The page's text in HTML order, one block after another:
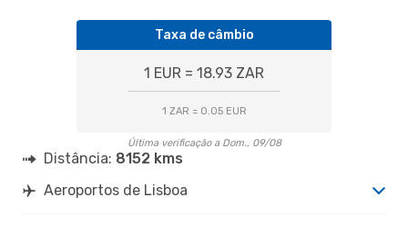
Taxa de câmbio
1 EUR = 18.93 ZAR
1 ZAR = 0.05 EUR
Última verificação a Dom., 09/08
Distância: 8152 kms
Aeroportos de Lisboa